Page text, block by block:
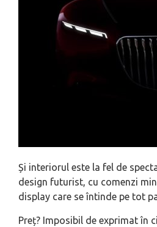
Și interiorul este la fel de
design futurist, cu comenzi
display care se întinde pe tot
Preț? Imposibil de exprimat în